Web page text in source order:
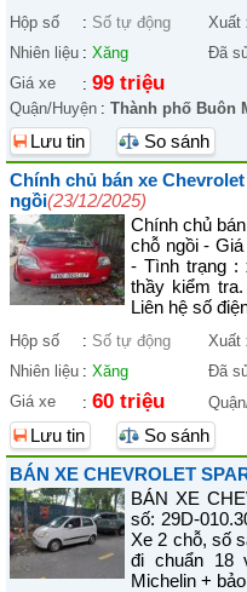
Hộp số : Số tự động Xuất
Nhiên liệu : Xăng Đã
Giá xe
: 99 triệu
Quận/Huyện : Thành phố Buôn
Lưu tin
So sánh
Chính chủ bán xe
ngồi(23/12/2025)
Chính chủ
chỗ ngồi -
- Tình trạng :
thầy kiểm
Liên hệ số
Hộp số : Số tự động Xuất
Nhiên liệu : Xăng Đã
Giá xe
: 60 triệu
Lưu tin
So sánh
BÁN XE CHEVROLET
BÁN XE
số: 29D-
Xe 2 chỗ, số
đi chuẩn 18
Michelin +